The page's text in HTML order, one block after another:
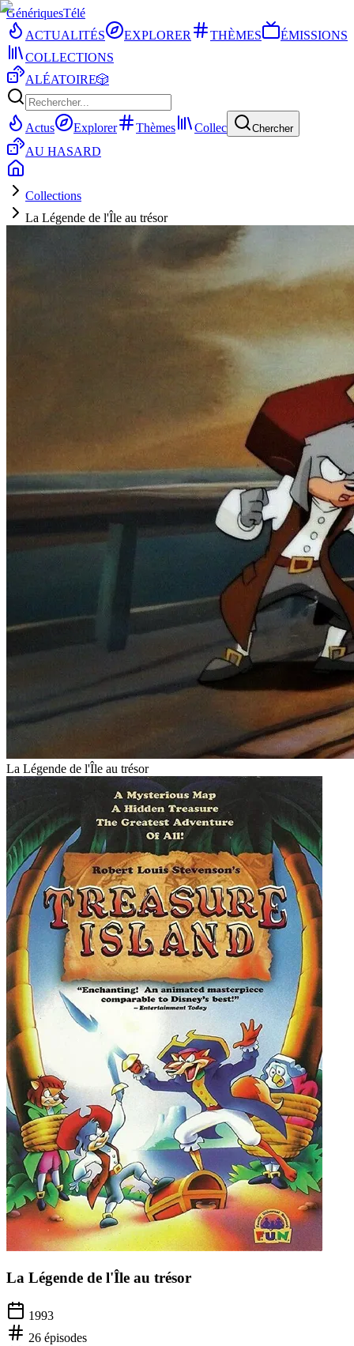
GénériquesTélé
ACTUALITÉS
EXPLORER THÈMES
ÉMISSIONS
COLLECTIONS
ALÉATOIRE🎲
Actus Explorer Thèmes Collec Chercher
AU HASARD
Collections
La Légende de l'Île au trésor
La Légende de l'Île au trésor
La Légende de l'Île au trésor
1993
26 épisodes